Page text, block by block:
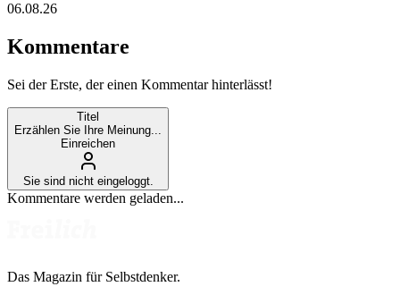
06.08.26
Kommentare
Sei der Erste, der einen Kommentar hinterlässt!
Titel
Erzählen Sie Ihre Meinung...
Einreichen
Sie sind nicht eingeloggt.
Kommentare werden geladen...
Das Magazin für Selbstdenker.